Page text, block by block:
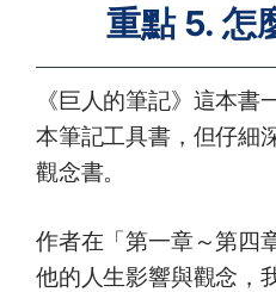
重點 5. 怎
《巨人的筆記》這本
本筆記工具書，但仔細
觀念書。
作者在「第一章～第四
他的人生影響與觀念，